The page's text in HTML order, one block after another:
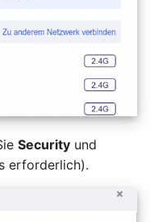
Security und
erforderlich).